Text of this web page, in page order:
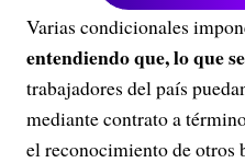
Varias condicionales
entendiendo que, lo que
trabajadores del país
mediante contrato a
el reconocimiento de otros